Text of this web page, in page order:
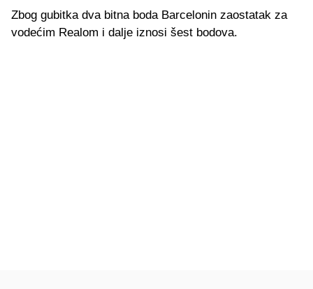
Zbog gubitka dva bitna boda Barcelonin zaostatak za
vodećim Realom i dalje iznosi šest bodova.